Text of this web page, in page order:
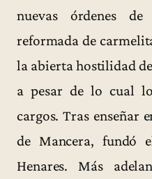
nuevas órdenes
reformada de
la abierta hostilidad
a pesar de lo cual
cargos. Tras enseñar
de Mancera, fundó
Henares. Más